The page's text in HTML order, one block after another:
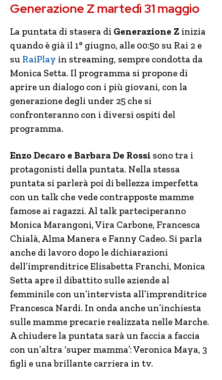
Generazione Z martedì 31 maggio
La puntata di stasera di Generazione Z inizia
quando è già il 1° giugno, alle 00:50 su Rai 2 e
su RaiPlay in streaming, sempre condotta da
Monica Setta. Il programma si propone di
aprire un dialogo con i più giovani, con la
generazione degli under 25 che si
confronteranno con i diversi ospiti del
programma.
Enzo Decaro e Barbara De Rossi sono tra i
protagonisti della puntata. Nella stessa
puntata si parlerà poi di bellezza imperfetta
con un talk che vede contrapposte mamme
famose ai ragazzi. Al talk parteciperanno
Monica Marangoni, Vira Carbone, Francesca
Chialà, Alma Manera e Fanny Cadeo. Si parla
anche di lavoro dopo le dichiarazioni
dell’imprenditrice Elisabetta Franchi, Monica
Setta apre il dibattito sulle aziende al
femminile con un’intervista all’imprenditrice
Francesca Nardi. In onda anche un’inchiesta
sulle mamme precarie realizzata nelle Marche.
A chiudere la puntata sarà un faccia a faccia
con un’altra ‘super mamma’: Veronica Maya, 3
figli e una brillante carriera in tv.